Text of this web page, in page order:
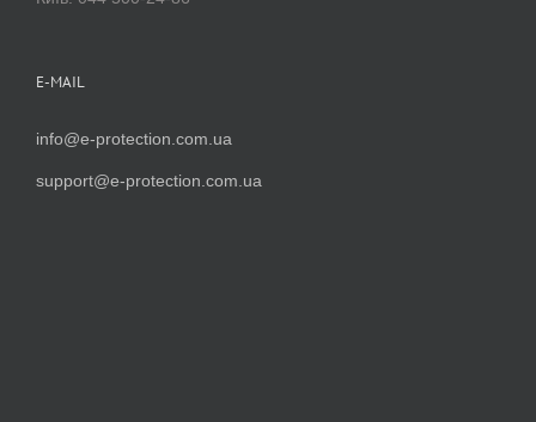
E-MAIL
info@e-protection.com.ua
support@e-protection.com.ua